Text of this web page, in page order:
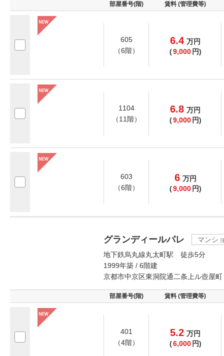
部屋番号(階) 賃料 (管理費等)
605
（6階）
6.4 万円
(9,000 円)
1104
（11階）
6.8 万円
(9,000 円)
603
（6階）
6 万円
(9,000 円)
グランディールパレ
マンシ
地下鉄烏丸線丸太町駅 徒歩5分
1999年築 / 6階建
京都市中京区東洞院通二条上ル壺屋町
部屋番号(階) 賃料 (管理費等)
401
（4階）
5.2 万円
(6,000 円)